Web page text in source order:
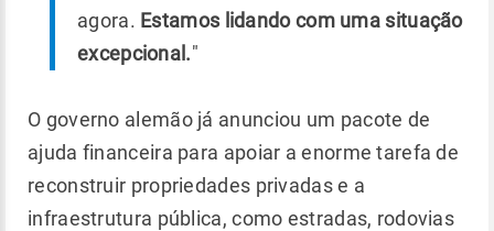
agora. Estamos lidando com uma situação
excepcional."
O governo alemão já anunciou um pacote de
ajuda financeira para apoiar a enorme tarefa de
reconstruir propriedades privadas e a
infraestrutura pública, como estradas, rodovias